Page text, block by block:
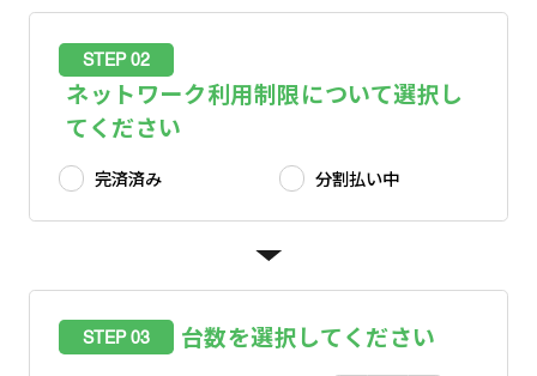
STEP 02
ネットワーク利用制限について選択し
てください
完済済み 分割払い中
STEP 03 台数を選択してください